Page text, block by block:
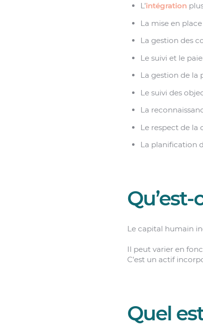
L’intégration
La mise en
La gestion des
Le suivi et le
La gestion de la
Le suivi des
La
Le respect de la
La planification
Le capital humain
Il peut varier en
C’est un actif
Quel